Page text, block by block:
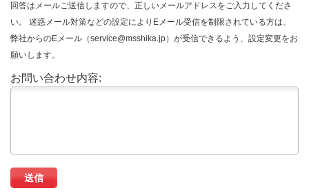
回答はメールご送信しますので、正しいメールアドレスをご入力してくださ
い。 迷惑メール対策などの設定によりEメール受信を制限されている方は、
弊社からのEメール（service@msshika.jp）が受信できるよう、設定変更をお
願いします。
お問い合わせ内容: